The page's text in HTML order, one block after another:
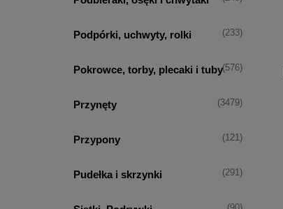
Podpórki, uchwyty, rolki (233)
Pokrowce, torby, plecaki i tuby(576)
Przynęty (3479)
Przypony (121)
Pudełka i skrzynki (291)